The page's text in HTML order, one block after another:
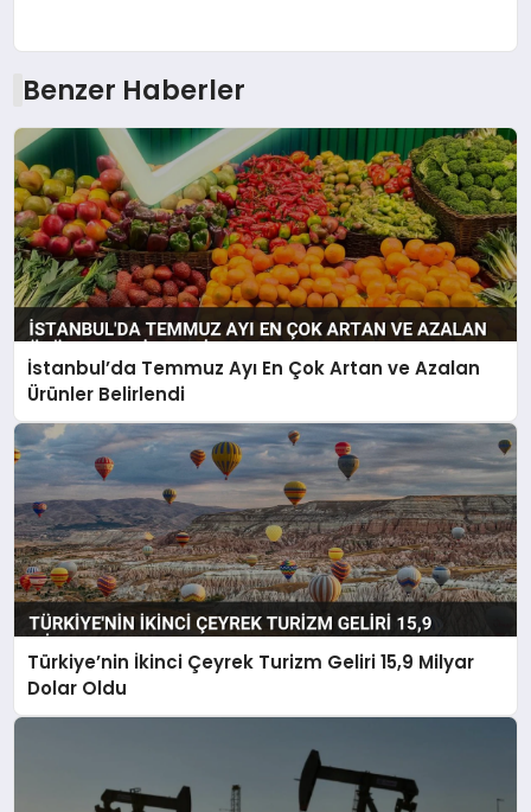
Benzer Haberler
İstanbul’da Temmuz Ayı En Çok Artan ve Azalan
Ürünler Belirlendi
Türkiye’nin İkinci Çeyrek Turizm Geliri 15,9 Milyar
Dolar Oldu